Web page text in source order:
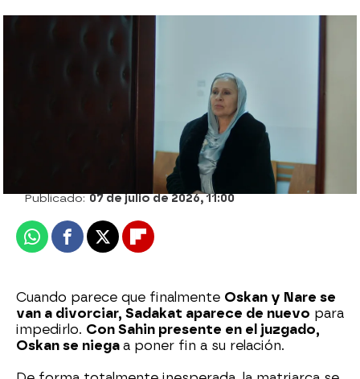
Cihan rompe el sueño de Nare y Sahin: les
Publicado:07 de julio de 2026, 11:00
WhatsappFacebook
X Flipboard
Cuando parece que finalmente Oskan y Nare se
van a divorciar, Sadakat aparece de nuevo para
impedirlo. Con Sahin presente en el juzgado,
Oskan se niega a poner fin a su relación.